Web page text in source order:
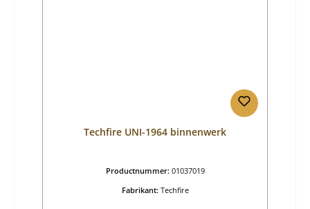
Techfire UNI-1964 binnenwerk
Productnummer: 01037019
Fabrikant: Techfire